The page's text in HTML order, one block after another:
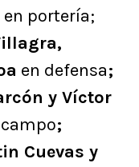
en portería;
en defensa;
y Víctor
;
Cuevas y